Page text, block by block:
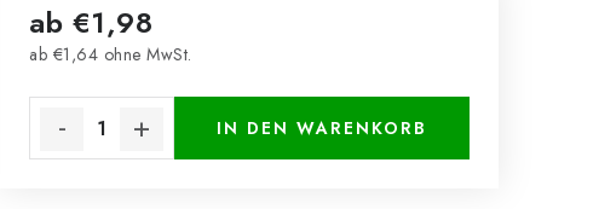
ab €1,98
ab €1,64 ohne MwSt.
IN DEN WARENKORB